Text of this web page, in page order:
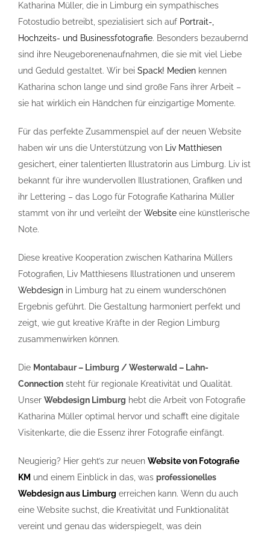
Katharina Müller, die in Limburg ein sympathisches
Fotostudio betreibt, spezialisiert sich auf Portrait-,
Hochzeits- und Businessfotografie. Besonders bezaubernd
sind ihre Neugeborenenaufnahmen, die sie mit viel Liebe
und Geduld gestaltet. Wir bei Spack! Medien kennen
Katharina schon lange und sind große Fans ihrer Arbeit –
sie hat wirklich ein Händchen für einzigartige Momente.
Für das perfekte Zusammenspiel auf der neuen Website
haben wir uns die Unterstützung von Liv Matthiesen
gesichert, einer talentierten Illustratorin aus Limburg. Liv ist
bekannt für ihre wundervollen Illustrationen, Grafiken und
ihr Lettering – das Logo für Fotografie Katharina Müller
stammt von ihr und verleiht der Website eine künstlerische
Note.
Diese kreative Kooperation zwischen Katharina Müllers
Fotografien, Liv Matthiesens Illustrationen und unserem
Webdesign in Limburg hat zu einem wunderschönen
Ergebnis geführt. Die Gestaltung harmoniert perfekt und
zeigt, wie gut kreative Kräfte in der Region Limburg
zusammenwirken können.
Die Montabaur – Limburg / Westerwald – Lahn-
Connection steht für regionale Kreativität und Qualität.
Unser Webdesign Limburg hebt die Arbeit von Fotografie
Katharina Müller optimal hervor und schafft eine digitale
Visitenkarte, die die Essenz ihrer Fotografie einfängt.
Neugierig? Hier geht’s zur neuen Website von Fotografie
KM und einem Einblick in das, was professionelles
Webdesign aus Limburg erreichen kann. Wenn du auch
eine Website suchst, die Kreativität und Funktionalität
vereint und genau das widerspiegelt, was dein